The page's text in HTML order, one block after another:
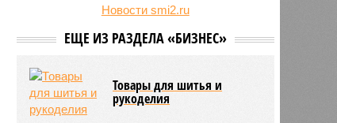
отключения горячей воды в
Новости smi2.ru
ЕЩЕ ИЗ РАЗДЕЛА «БИЗНЕС»
Товары для шитья и
рукоделия